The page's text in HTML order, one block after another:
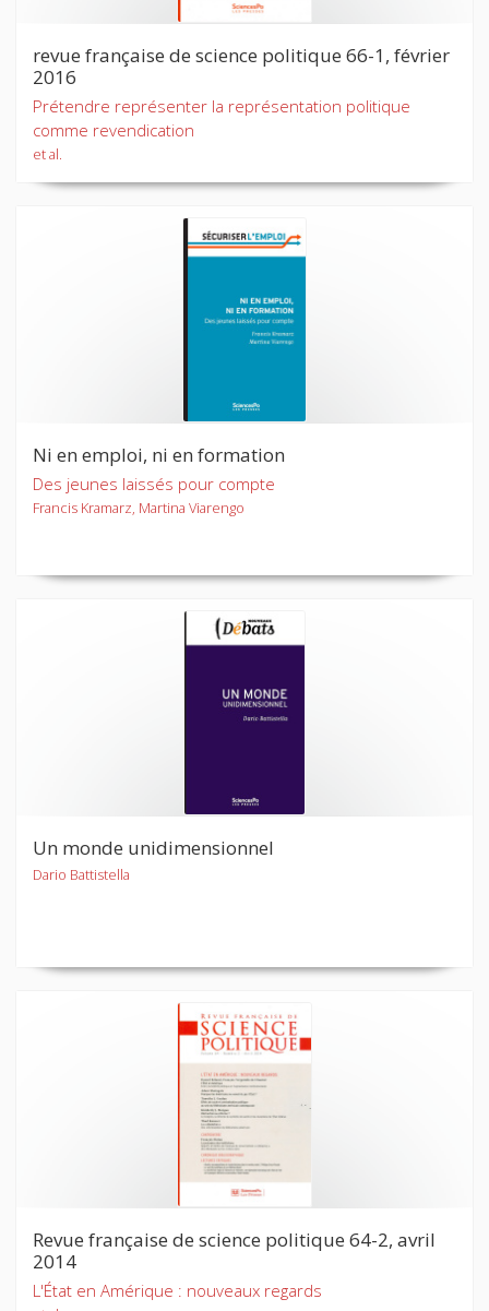
revue française de science politique 66-1, février
2016
Prétendre représenter la représentation politique
comme revendication
et al.
Ni en emploi, ni en formation
Des jeunes laissés pour compte
Francis Kramarz, Martina Viarengo
Un monde unidimensionnel
Dario Battistella
Revue française de science politique 64-2, avril
2014
L'État en Amérique : nouveaux regards